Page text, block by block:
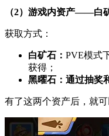
（2）游戏内资产——白
获取方式：
白矿石： PVE模式
获得；
黑曜石：通过抽奖
有了这两个资产后，就